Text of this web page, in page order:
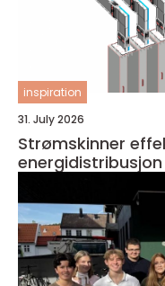
inspiration
31. July 2026
Strømskinner effektiv og fleksibel
energidistribusjon